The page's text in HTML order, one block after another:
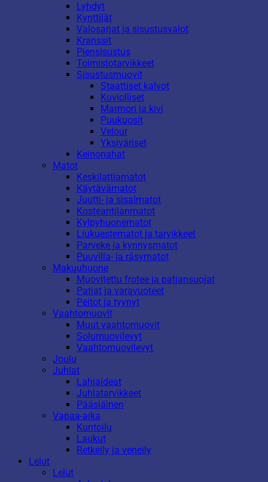
Lyhdyt
Kynttilät
Valosarjat ja sisustusvalot
Kranssit
Piensisustus
Toimistotarvikkeet
Sisustusmuovit
Staattiset kalvot
Kuviolliset
Marmori ja kivi
Puukuosit
Velour
Yksiväriset
Keinonahat
Matot
Keskilattiamatot
Käytävämatot
Juutti- ja sisalmatot
Kosteantilanmatot
Kylpyhuonematot
Liukuestematot ja tarvikkeet
Parveke ja kynnysmatot
Puuvilla- ja räsymatot
Makuuhuone
Muovitettu frotee ja patjansuojat
Patjat ja varavuoteet
Peitot ja tyynyt
Vaahtomuovit
Muut vaahtomuovit
Solumuovilevyt
Vaahtomuovilevyt
Joulu
Juhlat
Lahjaideat
Juhlatarvikkeet
Pääsiäinen
Vapaa-aika
Kuntoilu
Laukut
Retkeily ja veneily
Lelut
Lelut